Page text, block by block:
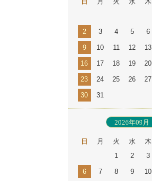
2 3 4 5 6
9 10 11 12 13
16 17 18 19 20
23 24 25 26 27
30 31
2026年09月
日 月 火 水 木
1
2 3
6 7 8 9 10